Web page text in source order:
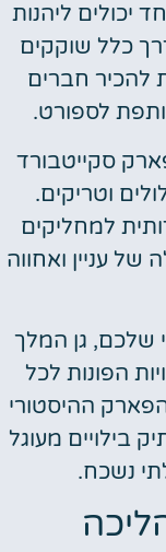
יכולים ליהנות
כלל שוקקים
להכיר חברים
לספורט.
סקייטבורד
וטריקים.
למחליקים
עניין ואחווה
שלכם, גן המלך
הפונות לכל
ההיסטורי
בילויים מעוגל
נשכח.